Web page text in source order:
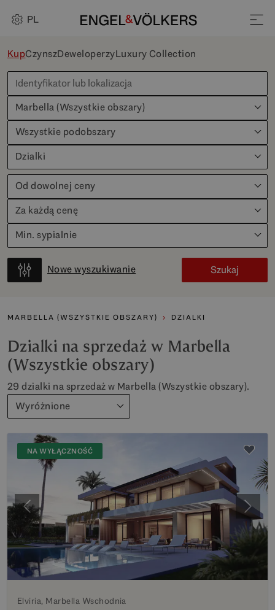
PL
KupCzynszDeweloperzyLuxury Collection
Marbella (Wszystkie obszary)
Wszystkie podobszary
Dzialki
Od dowolnej ceny
Za każdą cenę
Min. sypialnie
Nowe wyszukiwanie Szukaj
MARBELLA (WSZYSTKIE OBSZARY) DZIALKI
Dzialki na sprzedaż w Marbella
(Wszystkie obszary)
29 dzialki na sprzedaż w Marbella (Wszystkie obszary).
Wyróżnione
NA WYŁĄCZNOŚĆ
Poprzedni
Elviria, Marbella Wschodnia